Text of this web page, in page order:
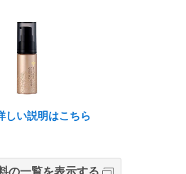
しい説明はこちら
の一覧を表示する